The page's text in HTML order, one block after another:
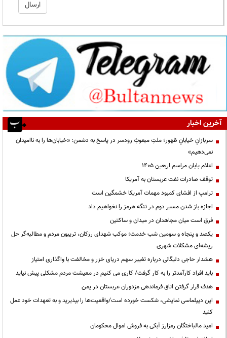
آخرین اخبار
سربازانِ خیابانِ ظهور؛ ملتِ مبعوثِ رودسر در پاسخ به دشمن: «خیابان‌ها را به ناامیدان
نمی‌دهیم»
اعلام پایان مراسم اربعین ۱۴۰۵
توقف صادرات نفت عربستان به آمریکا
ترامپ از افشای کمبود مهمات آمریکا خشمگین است
اجازه باز شدن مسیر دوم در تنگه هرمز را نخواهیم داد
فرق است میان مجاهدان در میدان و ساکتین
یکصد و پنجاه و سومین شب خدمت؛ موکب شهدای رزکان، تریبون مردم و مطالبه‌گر حل
ریشه‌ای مشکلات شهری
هشدار حاجی دلیگانی درباره تغییر سهم دریای خزر و مخالفت با واگذاری امتیاز
باید افراد کارآمدتر را به کار گرفت/ کاری می کنیم در معیشت مردم مشکلی پیش نیاید
هدف قرار گرفتن اتاق‌ فرماندهی مزدوران عربستان در یمن
این دیپلماسی نمایشی، شکست خورده است/واقعیت‌ها را بپذیرید و به تعهدات خود عمل
کنید
امید مالباختگان رمزارز آبکی به فروش اموال محکومان